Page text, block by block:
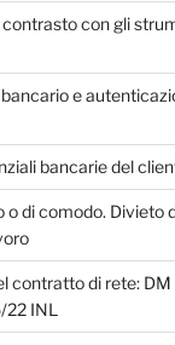
contrasto con gli
e
bancarie del
o di comodo. Divieto
contratto di rete:
INL